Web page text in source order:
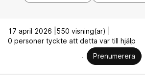
17 april 2026 | 550 visning(ar) |
0 personer tyckte att detta var till hjälp
Prenumerera